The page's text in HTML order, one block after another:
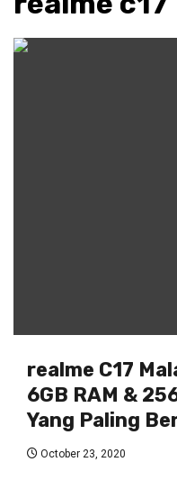
realme C17
6GB RAM &
Yang Paling
October 23, 2020